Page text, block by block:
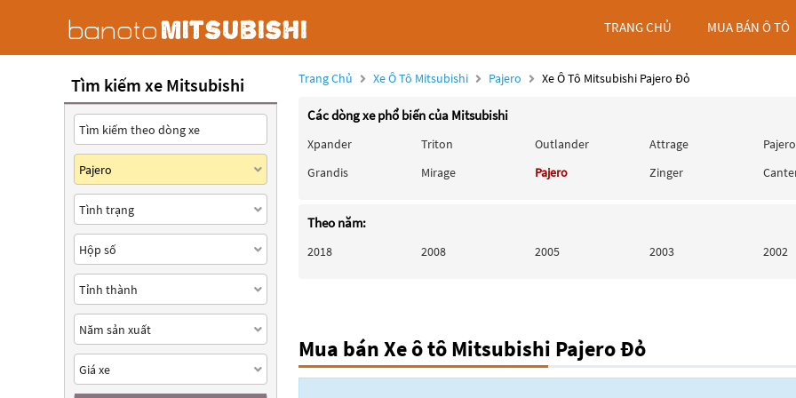
TRANG CHỦ MUA BÁN Ô TÔ
Trang Chủ Xe Ô Tô Mitsubishi Pajero Xe Ô Tô Mitsubishi Pajero Đỏ
Các dòng xe phổ biến của Mitsubishi
Xpander Triton Outlander Attrage
Grandis
Mirage Pajero Zinger
Theo năm:
2018 2008 2005 2003 2002
Mua bán Xe ô tô Mitsubishi Pajero Đỏ
Tìm kiếm xe Mitsubishi